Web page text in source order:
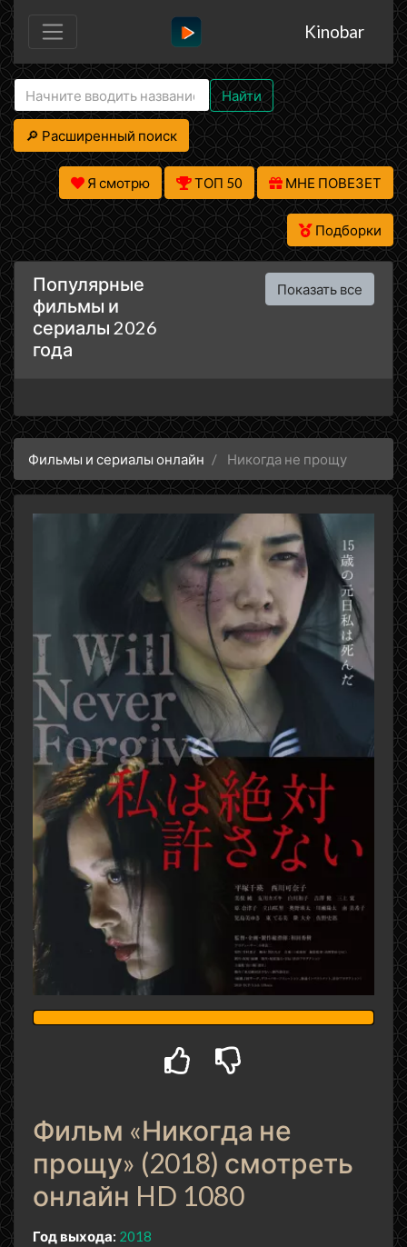
Kinobar
Найти
🔎 Расширенный поиск
Я смотрю ТОП 50 МНЕ ПОВЕЗЕТ
Подборки
Популярные
фильмы и
сериалы 2026
года
Показать все
Фильмы и сериалы онлайн Никогда не прощу
Фильм «Никогда не
прощу» (2018) смотреть
онлайн HD 1080
Год выхода: 2018